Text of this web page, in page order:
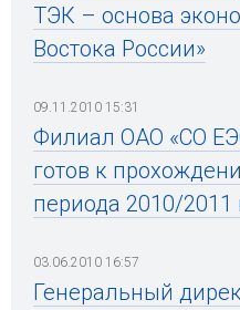
ТЭК – основа
Востока России»
09.11.2010 15:31
Филиал ОАО «СО
готов к
периода 2010/2011
03.06.2010 16:57
Генеральный